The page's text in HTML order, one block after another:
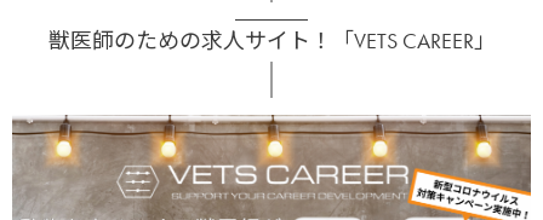
獣医師のための求人サイト！「VETS CAREER」